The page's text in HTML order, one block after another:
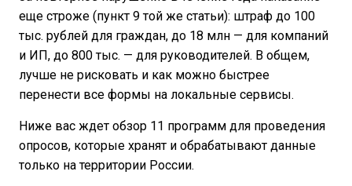
еще строже (пункт 9 той же статьи): штраф до 100
тыс. рублей для граждан, до 18 млн — для компаний
и ИП, до 800 тыс. — для руководителей. В общем,
лучше не рисковать и как можно быстрее
перенести все формы на локальные сервисы.
Ниже вас ждет обзор 11 программ для проведения
опросов, которые хранят и обрабатывают данные
только на территории России.